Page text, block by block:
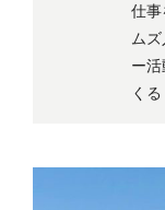
仕事
ム
ー
く